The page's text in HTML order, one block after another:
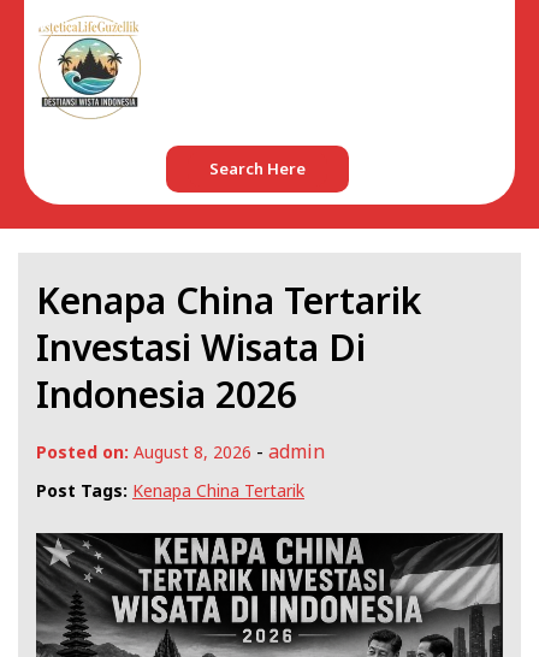
content
Search Here
Kenapa China Tertarik
Investasi Wisata Di
Indonesia 2026
Posted on: August 8, 2026 - admin
Post Tags: Kenapa China Tertarik